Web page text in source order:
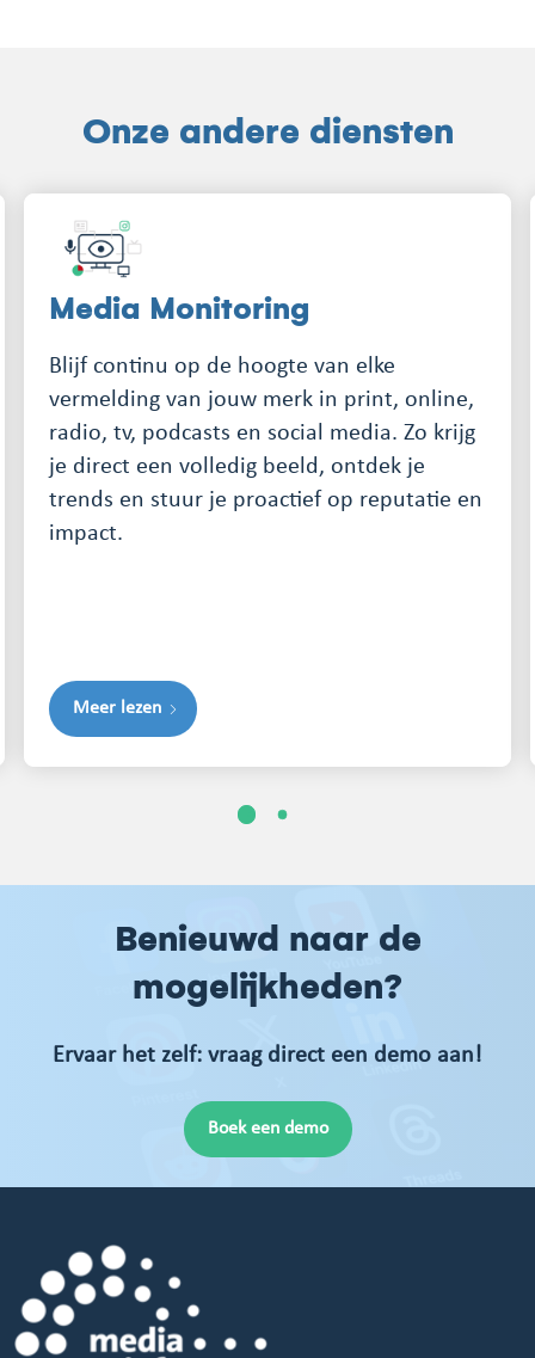
Onze andere diensten
Media Monitoring
Blijf continu op de hoogte van elke
vermelding van jouw merk in print, online,
radio, tv, podcasts en social media. Zo krijg
je direct een volledig beeld, ontdek je
trends en stuur je proactief op reputatie en
impact.
Meer lezen
1 2
Benieuwd naar de
mogelijkheden?
Ervaar het zelf: vraag direct een demo aan!
Boek een demo